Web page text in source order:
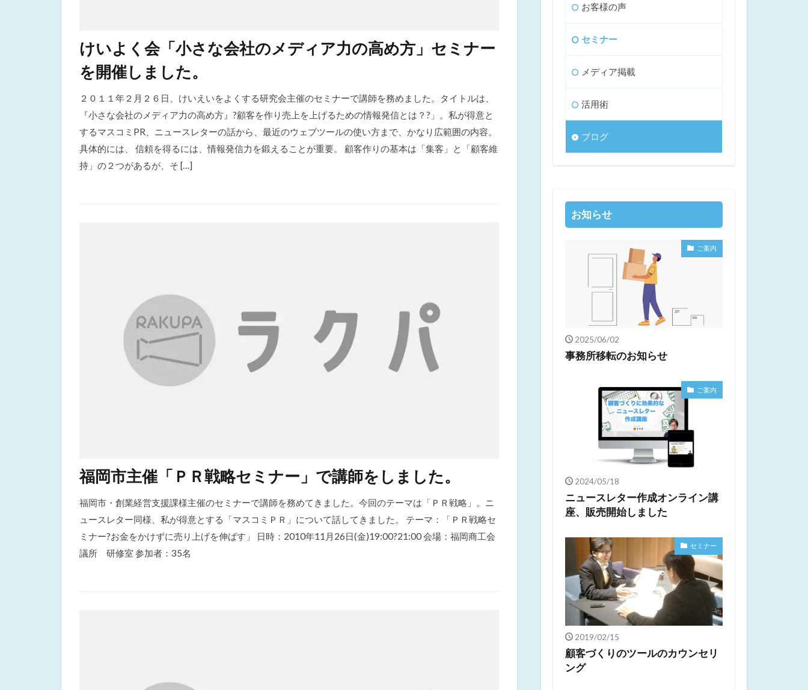
けいよく会「小さな会社のメディア力の高め方」セミナー
を開催しました。
２０１１年２月２６日、けいえいをよくする研究会主催のセミナーで講師を務めました。タイトルは、
『小さな会社のメディア力の高め方』?顧客を作り売上を上げるための情報発信とは？?」。私が得意と
するマスコミPR、ニュースレターの話から、最近のウェブツールの使い方まで、かなり広範囲の内容。
具体的には、 信頼を得るには、情報発信力を鍛えることが重要。 顧客作りの基本は「集客」と「顧客維
持」の２つがあるが、そ […]
福岡市主催「ＰＲ戦略セミナー」で講師をしました。
福岡市・創業経営支援課様主催のセミナーで講師を務めてきました。今回のテーマは「ＰＲ戦略」。ニ
ュースレター同様、私が得意とする「マスコミＰＲ」について話してきました。 テーマ：「ＰＲ戦略セ
ミナー?お金をかけずに売り上げを伸ばす」 日時：2010年11月26日(金)19:00?21:00 会場：福岡商工会
議所 研修室 参加者：35名
お客様の声
セミナー
メディア掲載
活用術
ブログ
お知らせ
ご案内
2025/06/02
事務所移転のお知らせ
ご案内
2024/05/18
ニュースレター作成オンライン講
座、販売開始しました
セミナー
2019/02/15
顧客づくりのツールのカウンセリ
ング